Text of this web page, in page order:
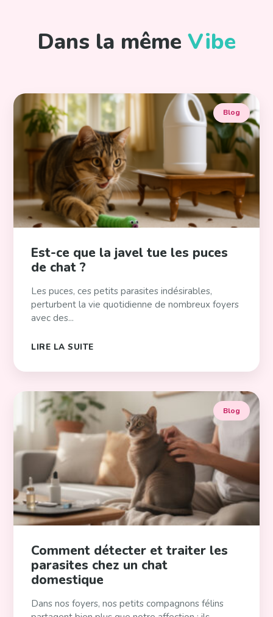
Dans la même Vibe
Blog
Est-ce que la javel tue les puces
de chat ?
Les puces, ces petits parasites indésirables,
perturbent la vie quotidienne de nombreux foyers
avec des...
LIRE LA SUITE
Blog
Comment détecter et traiter les
parasites chez un chat
domestique
Dans nos foyers, nos petits compagnons félins